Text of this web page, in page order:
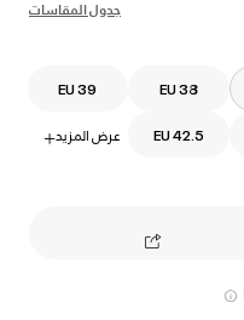
جدول المقاسات
EU 38
EU 39
EU 42.5 عرض المزيد+